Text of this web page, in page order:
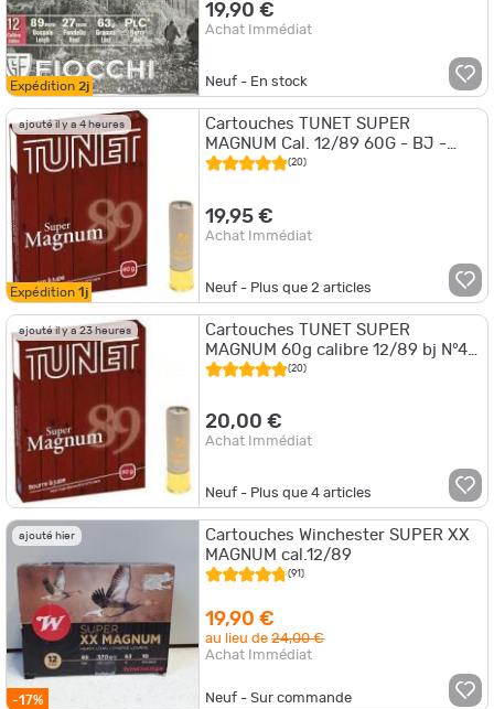
Expédition 2j
19,90 €
Achat Immédiat
Neuf - En stock
ajouté il y a 4 heures
Expédition 1j
Cartouches TUNET SUPER
MAGNUM Cal. 12/89 60G - BJ -
PB6 X10
(20)
19,95 €
Achat Immédiat
Neuf - Plus que2 articles
ajouté il y a 23 heures
Cartouches TUNET SUPER
MAGNUM 60g calibre 12/89 bj N°4
x10
(20)
20,00 €
Achat Immédiat
Neuf - Plus que4 articles
ajouté hier
-17%
Cartouches Winchester SUPER XX
MAGNUM cal.12/89
(91)
19,90 €
au lieu de24,00 €
Achat Immédiat
Neuf - Sur commande